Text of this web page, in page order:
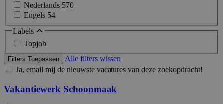
Nederlands 570
Engels 54
Labels
Topjob
Filters Toepassen
Alle filters wissen
Ja, email mij de nieuwste vacatures van deze zoekopdracht!
Vakantiewerk Schoonmaak